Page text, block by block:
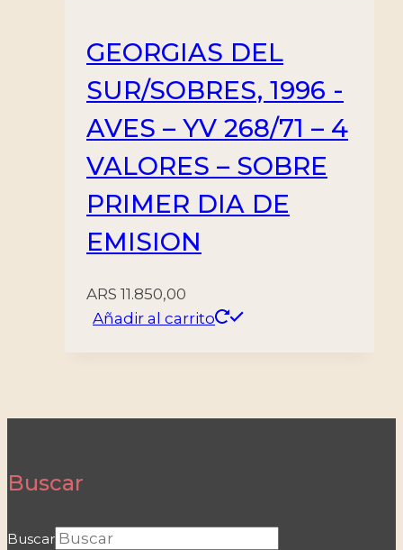
GEORGIAS DEL
SUR/SOBRES, 1996 -
AVES – YV 268/71 – 4
VALORES – SOBRE
PRIMER DIA DE
EMISION
ARS 11.850,00
Añadir al carrito
Buscar
Buscar